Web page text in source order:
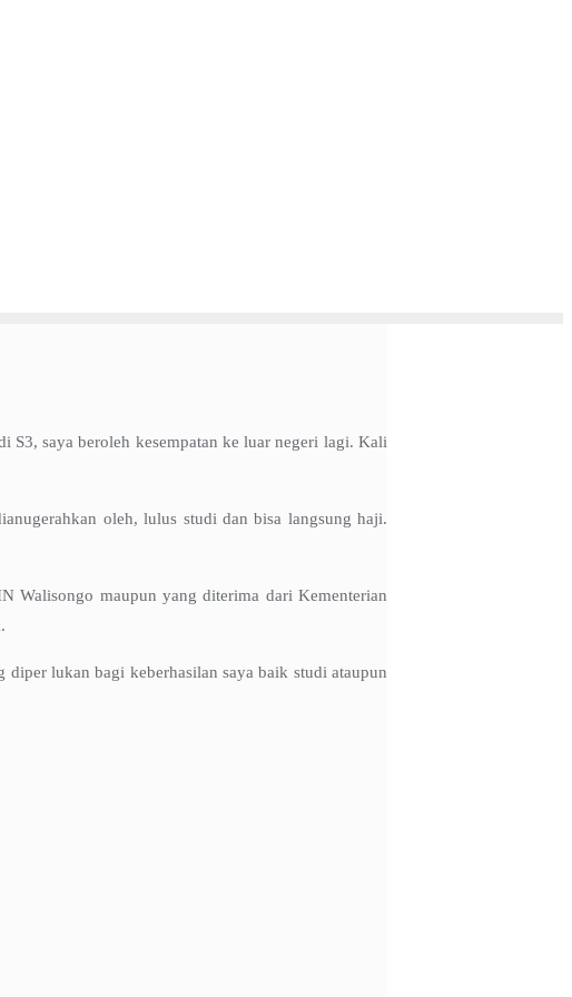
S3, saya beroleh kesempatan ke luar negeri lagi. Kali
oleh, lulus studi dan bisa langsung haji.
Walisongo maupun yang diterima dari Kementerian
diper lukan bagi keberhasilan saya baik studi ataupun